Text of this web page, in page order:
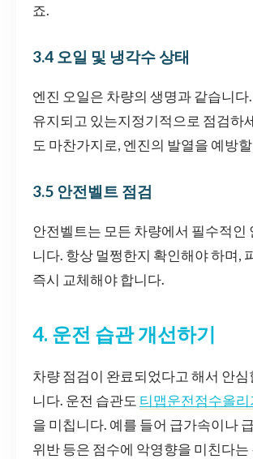
죠.
3.4 오일 및 냉각수 상태
엔진 오일은 차량의 생명과 같습니다
유지되고 있는지정기적으로 점검하
도 마찬가지로, 엔진의 발열을 예방
3.5 안전벨트 점검
안전벨트는 모든 차량에서 필수적인
니다. 항상 멀쩡한지 확인해야 하며,
즉시 교체해야 합니다.
4. 운전 습관 개선하기
차량 점검이 완료되었다고 해서 안심
니다. 운전 습관도 티맵운전점수올리
을 미칩니다. 예를 들어 급가속이나
위반 등은 점수에 악영향을 미친다는